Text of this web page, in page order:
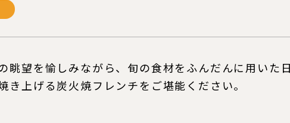
眺望を愉しみながら、旬の食材をふんだんに用いた
き上げる炭火焼フレンチをご堪能ください。